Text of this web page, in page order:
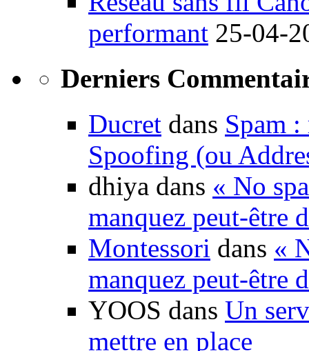
performant 25-04-
Derniers
Ducret dans Spam :
Spoofing (ou
dhiya dans « No
manquez peut-être
Montessori dans «
manquez peut-être
YOOS dans Un
mettre en place